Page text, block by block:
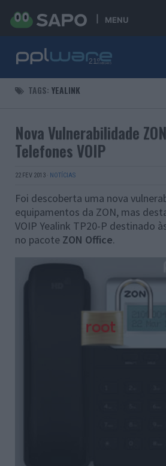
MENU
TAGS: YEALINK
Nova Vulnerabilidade
Telefones VOIP
22 FEV 2013 · NOTÍCIAS
Foi descoberta uma nova
equipamentos da ZON, mas
VOIP Yealink TP20-P destinado
no pacote ZON Office.